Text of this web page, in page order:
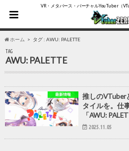
VR・メタバース・バーチャルYouTuber（
ホーム タグ : AWU: PALETTE
TAG
AWU: PALETTE
最新情報
推しのVTuber
タイルを。仕
「AWU:
2025.11.05